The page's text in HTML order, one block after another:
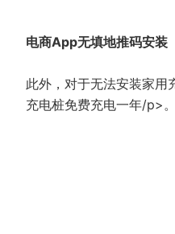
电商App无填地推码安装
此外，对于无法安装家用
充电桩免费充电一年/p>。